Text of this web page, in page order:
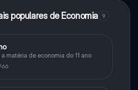
populares de Economia 9
matéria de economia do 11 ano
66